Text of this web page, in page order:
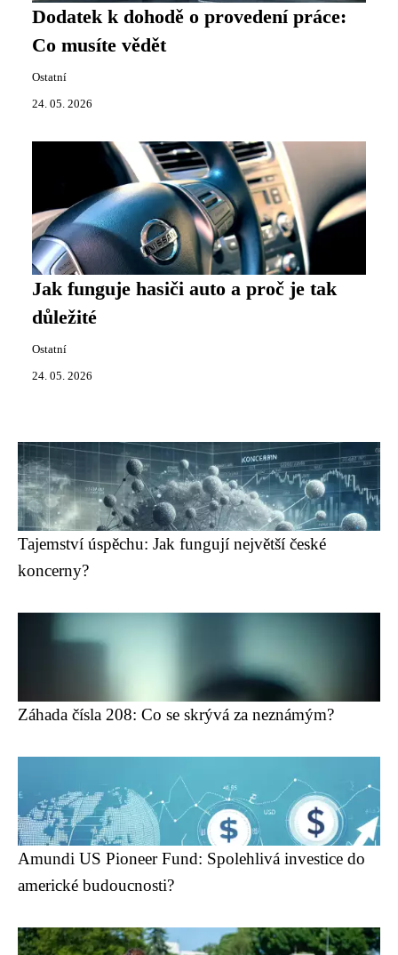
Dodatek k dohodě o provedení práce:
Co musíte vědět
Ostatní
24. 05. 2026
Jak funguje hasiči auto a proč je tak
důležité
Ostatní
24. 05. 2026
Tajemství úspěchu: Jak fungují největší české
koncerny?
Záhada čísla 208: Co se skrývá za neznámým?
Amundi US Pioneer Fund: Spolehlivá investice do
americké budoucnosti?